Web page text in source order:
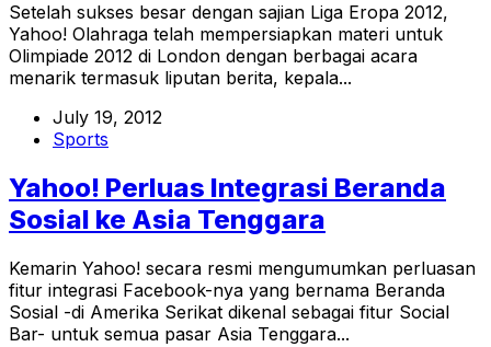
Setelah sukses besar dengan sajian Liga Eropa 2012,
Yahoo! Olahraga telah mempersiapkan materi untuk
Olimpiade 2012 di London dengan berbagai acara
menarik termasuk liputan berita, kepala...
July 19, 2012
Sports
Yahoo! Perluas Integrasi Beranda
Sosial ke Asia Tenggara
Kemarin Yahoo! secara resmi mengumumkan perluasan
fitur integrasi Facebook-nya yang bernama Beranda
Sosial -di Amerika Serikat dikenal sebagai fitur Social
Bar- untuk semua pasar Asia Tenggara...